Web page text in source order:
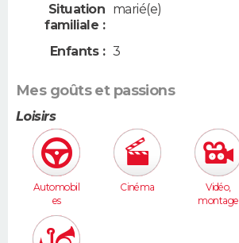
Situation
familiale :
marié(e)
Enfants : 3
Mes goûts et passions
Loisirs
Automobil
es
Cinéma
Vidéo,
montage